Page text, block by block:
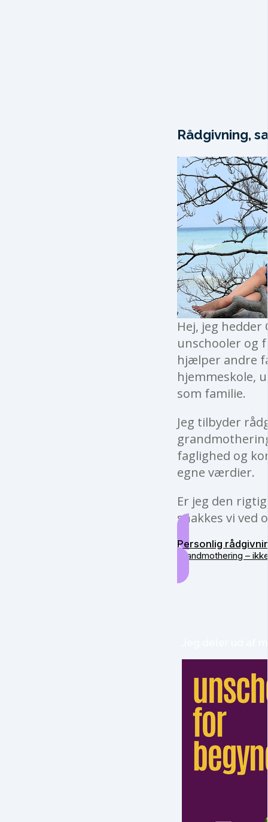
Rådgivning,
Hej, jeg
unschooler og
hjælper andre
hjemmeskole,
som familie.
Jeg tilbyder
faglighed og
egne værdier.
Er jeg den
snakkes vi ved
Personlig
Grandmothering –